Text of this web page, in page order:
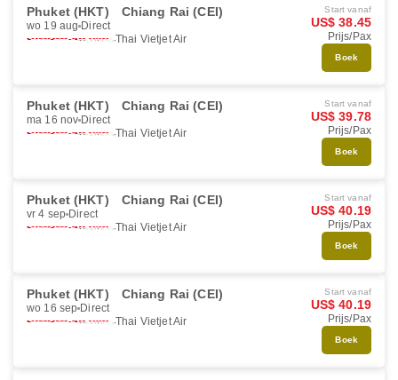
Phuket (HKT) Chiang Rai (CEI)
wo 19 aug Direct
Thai Vietjet Air
Start vanaf
US$ 38.45
Prijs/Pax
Boek
Phuket (HKT) Chiang Rai (CEI)
ma 16 nov Direct
Thai Vietjet Air
Start vanaf
US$ 39.78
Prijs/Pax
Boek
Phuket (HKT) Chiang Rai (CEI)
vr 4 sep Direct
Thai Vietjet Air
Start vanaf
US$ 40.19
Prijs/Pax
Boek
Phuket (HKT) Chiang Rai (CEI)
wo 16 sep Direct
Thai Vietjet Air
Start vanaf
US$ 40.19
Prijs/Pax
Boek